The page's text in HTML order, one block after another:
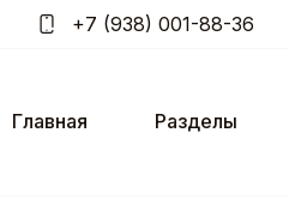
+7 (938) 001-88-36
Главная Разделы